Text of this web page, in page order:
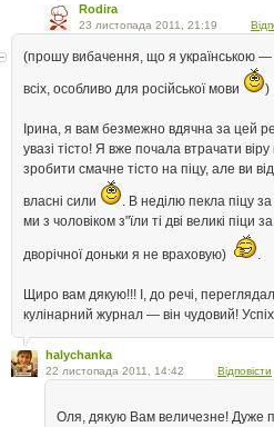
Rodira
23 листопада 2011, 21:19
(прошу вибачення, що я українською
всіх, особливо для російської мови )
Ірина, я вам безмежно вдячна за цей
увазі тісто! Я вже почала втрачати
зробити смачне тісто на піцу, але ви
власні сили
. В неділю пекла піцу
ми з чоловіком з"їли ті дві великі піци
дворічної доньки я не враховую) .
Щиро вам дякую!!! І, до речі,
кулінарний журнал — він чудовий!
halychanka
22 листопада 2011, 14:42 Відповісти
Оля, дякую Вам величезне! Дуже